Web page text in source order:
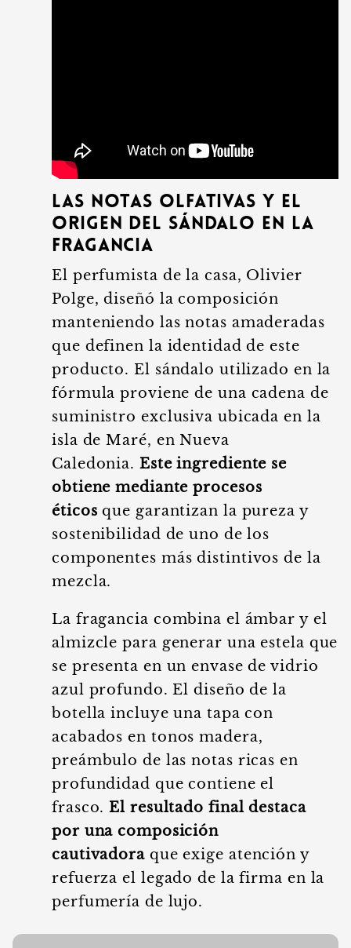
Las notas olfativas y el
origen del sándalo en la
fragancia
El perfumista de la casa, Olivier
Polge, diseñó la composición
manteniendo las notas amaderadas
que definen la identidad de este
producto. El sándalo utilizado en la
fórmula proviene de una cadena de
suministro exclusiva ubicada en la
isla de Maré, en Nueva
Caledonia. Este ingrediente se
obtiene mediante procesos
éticos que garantizan la pureza y
sostenibilidad de uno de los
componentes más distintivos de la
mezcla.
La fragancia combina el ámbar y el
almizcle para generar una estela que
se presenta en un envase de vidrio
azul profundo. El diseño de la
botella incluye una tapa con
acabados en tonos madera,
preámbulo de las notas ricas en
profundidad que contiene el
frasco.El resultado final destaca
por una composición
cautivadoraque exige atención y
refuerza el legado de la firma en la
perfumería de lujo.